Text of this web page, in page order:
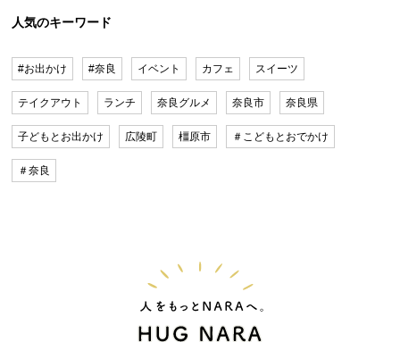
人気のキーワード
#お出かけ #奈良 イベント カフェ スイーツ
テイクアウト ランチ 奈良グルメ 奈良市 奈良県
子どもとお出かけ 広陵町 橿原市 ＃こどもとおでかけ
＃奈良